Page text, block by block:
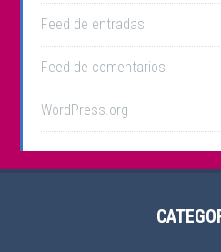
Feed de entradas
Feed de comentarios
WordPress.org